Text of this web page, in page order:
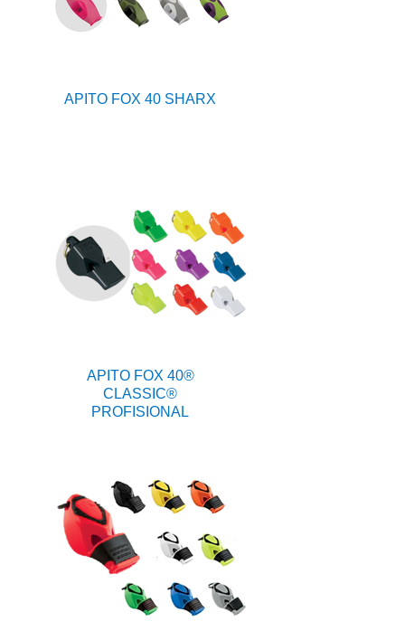
APITO FOX 40 SHARX
APITO FOX 40®
CLASSIC®
PROFISIONAL